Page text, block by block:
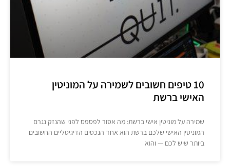
10 טיפים חשובים לשמירה על המוניטין
האישי ברשת
שמירה על מוניטין אישי ברשת: מה אסור לפספס לפני שהנזק נגרם
המוניטין האישי שלכם ברשת הוא אחד הנכסים הדיגיטליים החשובים
ביותר שיש לכם — והוא